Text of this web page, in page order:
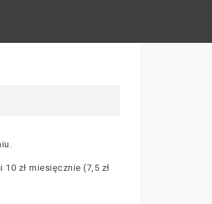
zł miesięcznie (7,5 zł